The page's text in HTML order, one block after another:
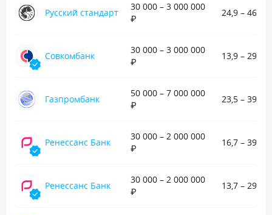
Русский стандарт
30 000 – 3 000 000
₽
24,9 – 46,5
Совкомбанк
30 000 – 3 000 000
₽
13,9 – 29,4
Газпромбанк
50 000 – 7 000 000
₽
23,5 – 39,3
Ренессанс Банк
30 000 – 2 000 000
₽
16,7 – 39,9
Ренессанс Банк
30 000 – 2 000 000
₽
13,7 – 29,8